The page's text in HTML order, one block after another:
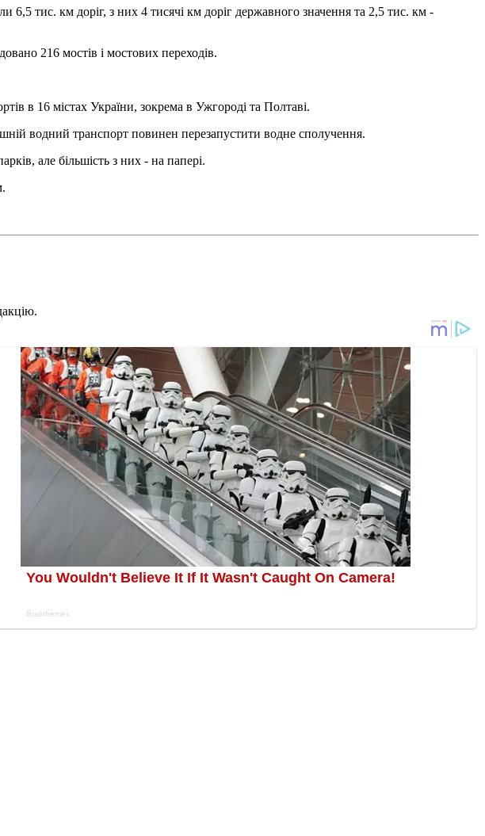
6,5 тис. км доріг, з них 4 тисячі км доріг державного значення та 2,5 тис. км -
216 мостів і мостових переходів.
в 16 містах України, зокрема в Ужгороді та Полтаві.
водний транспорт повинен перезапустити водне сполучення.
але більшість з них - на папері.